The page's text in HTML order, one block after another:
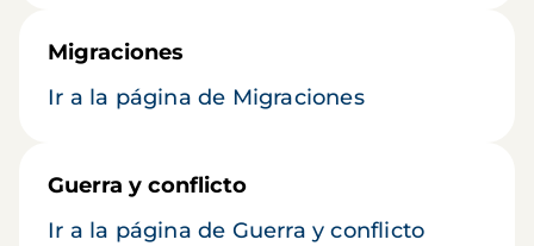
Migraciones
Ir a la página de Migraciones
Guerra y conflicto
Ir a la página de Guerra y conflicto